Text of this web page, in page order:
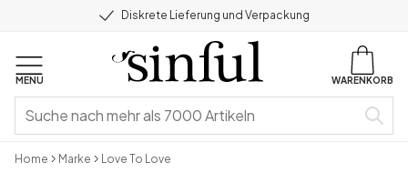
Diskrete Lieferung und Verpackung
MENU WARENKORB
Home Marke Love To Love